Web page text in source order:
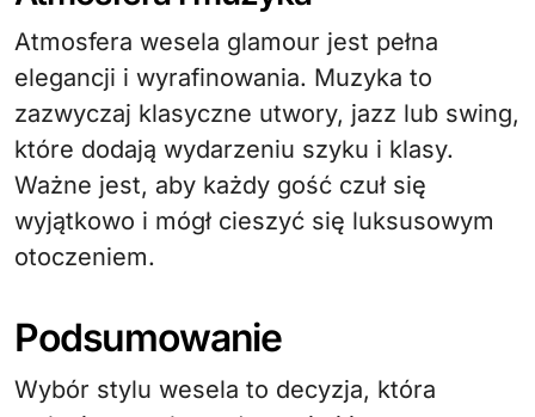
Atmosfera wesela glamour jest pełna
elegancji i wyrafinowania. Muzyka to
zazwyczaj klasyczne utwory, jazz lub swing,
które dodają wydarzeniu szyku i klasy.
Ważne jest, aby każdy gość czuł się
wyjątkowo i mógł cieszyć się luksusowym
otoczeniem.
Podsumowanie
Wybór stylu wesela to decyzja, która